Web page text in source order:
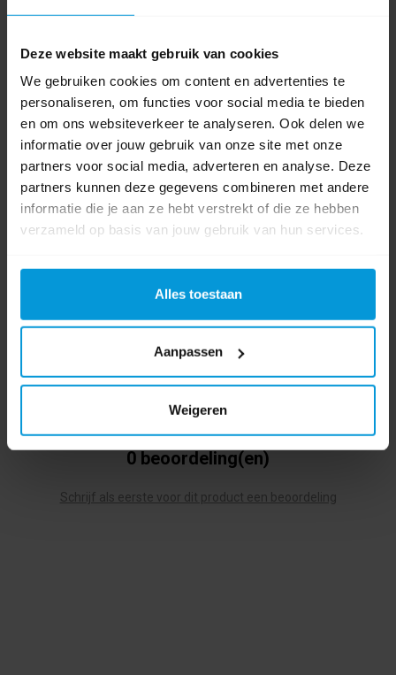
Deze website maakt gebruik van cookies
We gebruiken cookies om content en advertenties te
personaliseren, om functies voor social media te bieden
en om ons websiteverkeer te analyseren. Ook delen we
informatie over jouw gebruik van onze site met onze
partners voor social media, adverteren en analyse. Deze
partners kunnen deze gegevens combineren met andere
informatie die je aan ze hebt verstrekt of die ze hebben
verzameld op basis van jouw gebruik van hun services.
Alles toestaan
Aanpassen
Weigeren
werkwagen (31), Numatic (206), 909658 (1) , 913988
Video's
0 beoordeling(en)
Schrijf als eerste voor dit product een beoordeling